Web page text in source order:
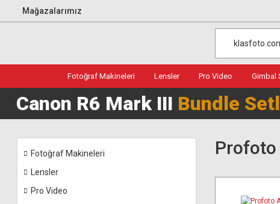
Mağazalarımız
Fotoğraf Makineleri Lensler Pro Video Gimbal
Canon R6 Mark III Bundle
Fotoğraf Makineleri
Lensler
Pro Video
Profoto